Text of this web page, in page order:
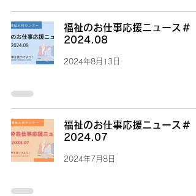
福祉のお仕事応援ニュース＃
2024.08
2024年8月13日
福祉のお仕事応援ニュース＃
2024.07
2024年7月8日